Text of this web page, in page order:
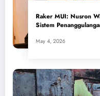
​Raker MUI: Nusron
Sistem
May 4, 2026